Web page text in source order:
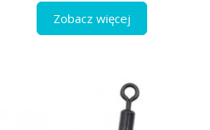
Zobacz więcej